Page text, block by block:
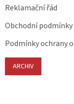
Reklamační řád
Obchodní podmínky
Podmínky ochrany
ARCHIV